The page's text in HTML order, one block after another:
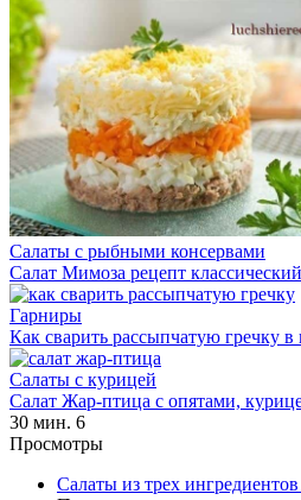
Салаты с рыбными консервами
Салат Мимоза рецепт
Гарниры
Как сварить рассыпчатую гречку в
Салаты с курицей
Салат Жар-птица с опятами,
30 мин. 6
Просмотры
Салаты из трех